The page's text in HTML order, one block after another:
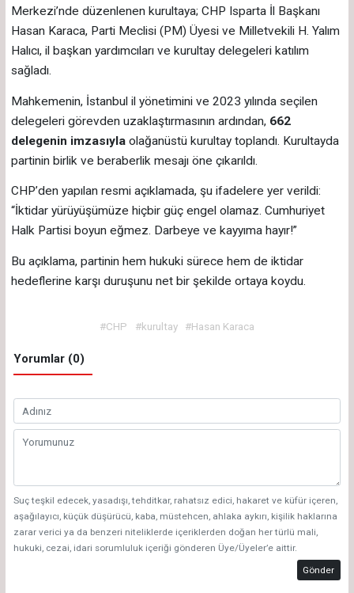
Merkezi’nde düzenlenen kurultaya; CHP Isparta İl Başkanı
Hasan Karaca, Parti Meclisi (PM) Üyesi ve Milletvekili H. Yalım
Halıcı, il başkan yardımcıları ve kurultay delegeleri katılım
sağladı.
Mahkemenin, İstanbul il yönetimini ve 2023 yılında seçilen
delegeleri görevden uzaklaştırmasının ardından, 662
delegenin imzasıylaolağanüstü kurultay toplandı. Kurultayda
partinin birlik ve beraberlik mesajı öne çıkarıldı.
CHP’den yapılan resmi açıklamada, şu ifadelere yer verildi:
“İktidar yürüyüşümüze hiçbir güç engel olamaz. Cumhuriyet
Halk Partisi boyun eğmez. Darbeye ve kayyıma hayır!”
Bu açıklama, partinin hem hukuki sürece hem de iktidar
hedeflerine karşı duruşunu net bir şekilde ortaya koydu.
#CHP #kurultay #Hasan Karaca
Yorumlar (0)
Suç teşkil edecek, yasadışı, tehditkar, rahatsız edici, hakaret ve küfür içeren,
aşağılayıcı, küçük düşürücü, kaba, müstehcen, ahlaka aykırı, kişilik haklarına
zarar verici ya da benzeri niteliklerde içeriklerden doğan her türlü mali,
hukuki, cezai, idari sorumluluk içeriği gönderen Üye/Üyeler’e aittir.
Gönder